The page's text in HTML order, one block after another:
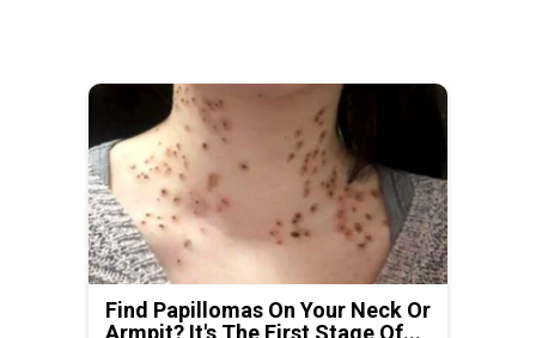
Find Papillomas On Your Neck Or
Armpit? It's The First Stage Of...